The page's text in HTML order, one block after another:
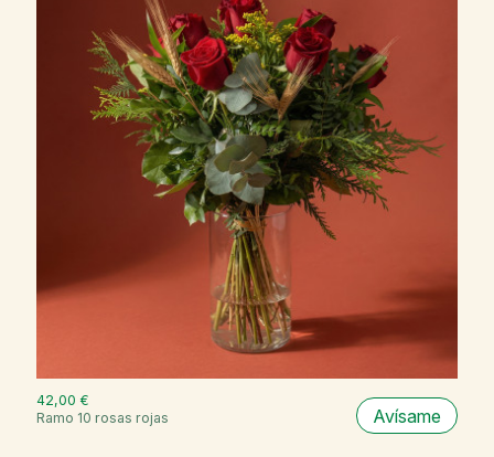
42,00 €
Ramo 10 rosas rojas
Avísame